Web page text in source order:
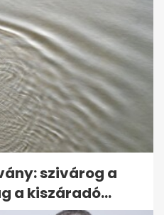
II. Erzsébet
kecskeméti
szivárog a
a kiszáradó...